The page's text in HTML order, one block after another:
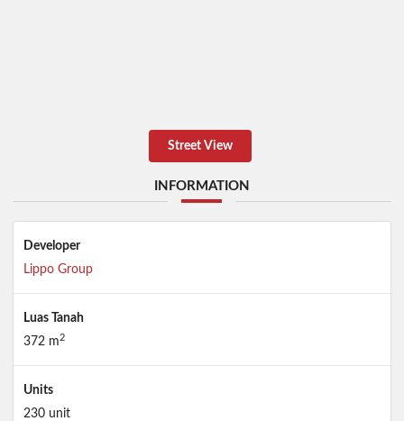
Street View
INFORMATION
Developer
Lippo Group
Luas Tanah
372 m 2
Units
230 unit